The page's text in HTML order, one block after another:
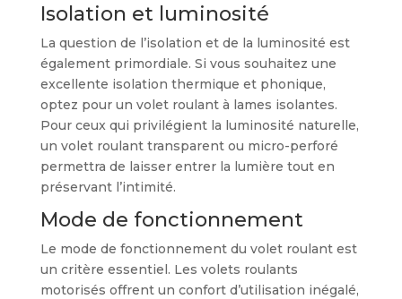
Isolation et luminosité
La question de l’isolation et de la luminosité est
également primordiale. Si vous souhaitez une
excellente isolation thermique et phonique,
optez pour un volet roulant à lames isolantes.
Pour ceux qui privilégient la luminosité naturelle,
un volet roulant transparent ou micro-perforé
permettra de laisser entrer la lumière tout en
préservant l’intimité.
Mode de fonctionnement
Le mode de fonctionnement du volet roulant est
un critère essentiel. Les volets roulants
motorisés offrent un confort d’utilisation inégalé,